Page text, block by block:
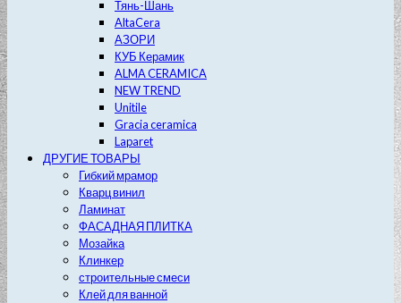
Тянь-Шань
AltaCera
АЗОРИ
КУБ Керамик
ALMA CERAMICA
NEW TREND
Unitile
Gracia ceramica
Laparet
ДРУГИЕ ТОВАРЫ
Гибкий мрамор
Кварц винил
Ламинат
ФАСАДНАЯ ПЛИТКА
Мозайка
Клинкер
строительные смеси
Клей для ванной